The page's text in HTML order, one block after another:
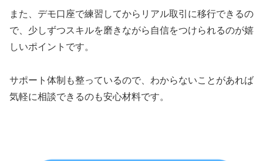
また、デモ口座で練習してからリアル取引に移行できるの
で、少しずつスキルを磨きながら自信をつけられるのが嬉
しいポイントです。
サポート体制も整っているので、わからないことがあれば
気軽に相談できるのも安心材料です。